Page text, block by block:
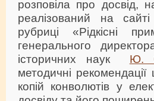
розповіла про досвід,
реалізований на сайті
рубриці «Рідкісні
генерального
історичних наук Ю.
методичні
копій конволютів у